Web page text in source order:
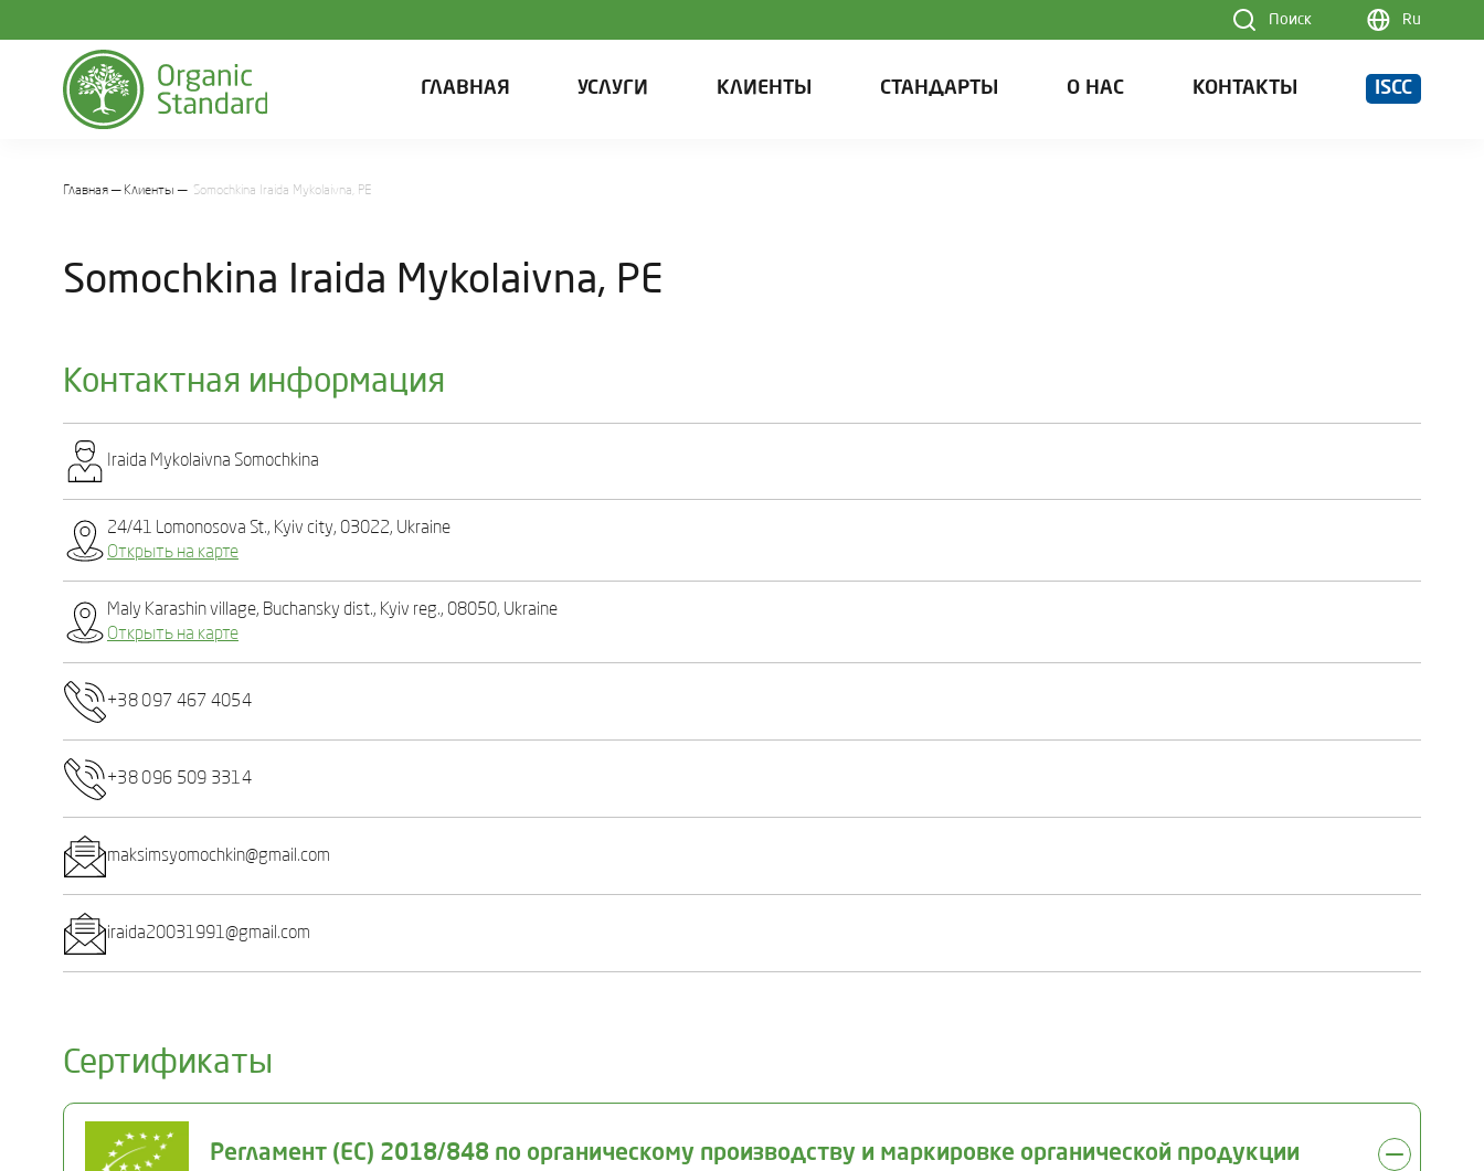
Поиск Ru
ГЛАВНАЯ УСЛУГИ КЛИЕНТЫ СТАНДАРТЫ О НАС КОНТАКТЫ ISCC
Главная Клиенты Somochkina Iraida Mykolaivna, PE
Somochkina Iraida Mykolaivna, PE
Контактная информация
Iraida Mykolaivna Somochkіna
24/41 Lomonosova St., Kyiv city, 03022, Ukraine
Открыть на карте
Maly Karashin village, Buchansky dist., Kyiv reg., 08050, Ukraine
Открыть на карте
+38 097 467 4054
+38 096 509 3314
maksimsyomochkin@gmail.com
iraida20031991@gmail.com
Сертификаты
Регламент (ЕС) 2018/848 по органическому производству и маркировке органической продукции